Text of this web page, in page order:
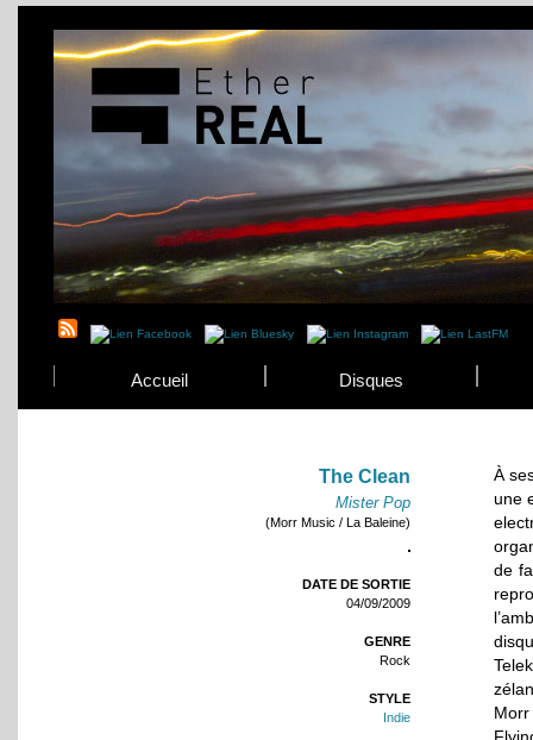
Accueil Disques
The Clean
Mister Pop
(Morr Music / La Baleine)
DATE DE SORTIE
04/09/2009
GENRE
Rock
STYLE
Indie
À
une
de